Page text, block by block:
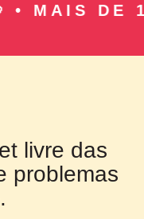
MAIS DE
livre das
problemas